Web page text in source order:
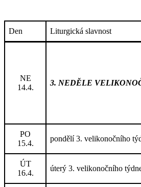
Den Liturgická slavnost
NE
14.4.
3. NEDĚLE
PO
15.4.
pondělí 3. velikonočního
ÚT
16.4.
úterý 3. velikonočního